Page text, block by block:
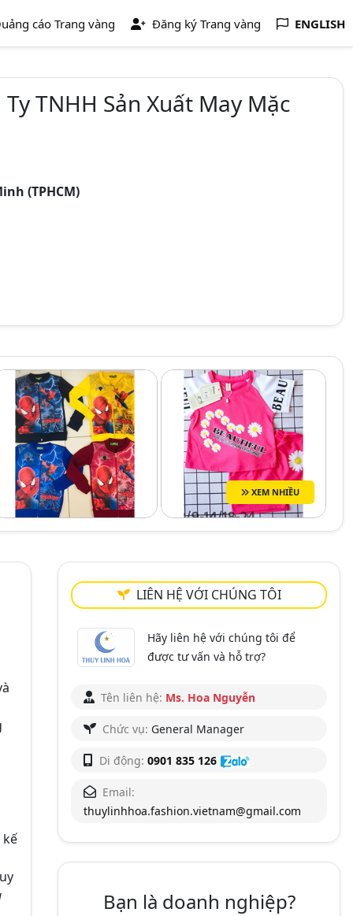
cáo Trang vàng Đăng ký Trang vàng ENGLISH
TNHH Sản Xuất May Mặc
(TPHCM)
XEM NHIỀU
kế
LIÊN HỆ VỚI CHÚNG TÔI
Hãy liên hệ với chúng tôi để
được tư vấn và hỗ trợ?
Tên liên hệ: Ms. Hoa Nguyễn
Chức vụ: General Manager
Di động: 0901 835 126
Email:
thuylinhhoa.fashion.vietnam@gmail.com
Bạn là doanh nghiệp?